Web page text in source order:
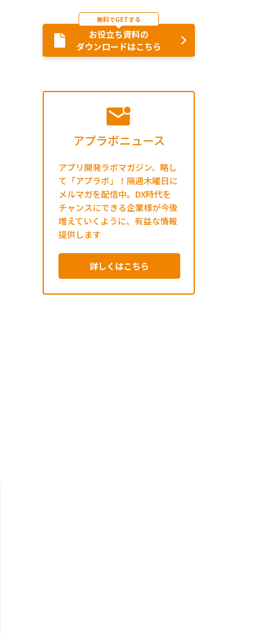
お役立ち資料の
ダウンロードはこちら
無料でGETする
アプラボニュース
アプリ開発ラボマガジン、略し
て「アプラボ」！隔週木曜日に
メルマガを配信中。DX時代を
チャンスにできる企業様が今後
増えていくように、有益な情報
提供します
詳しくはこちら